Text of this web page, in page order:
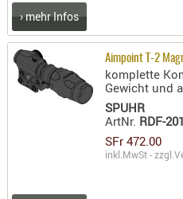
› mehr Infos
Aimpoint T-2
komplette
Gewicht und
SPUHR
ArtNr. RDF-
SFr 472.00
inkl.MwSt - zzgl.